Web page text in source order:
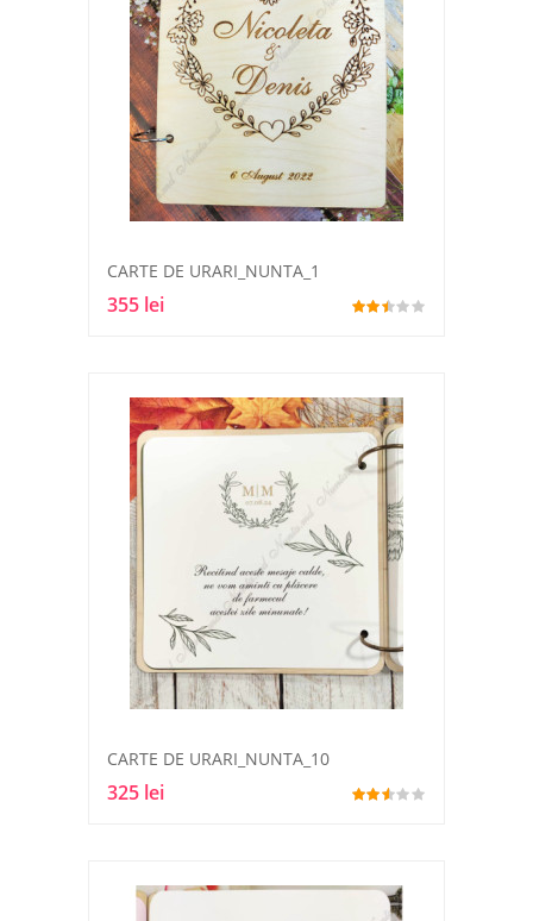
CARTE DE URARI_NUNTA_1
355 lei
CARTE DE URARI_NUNTA_10
325 lei